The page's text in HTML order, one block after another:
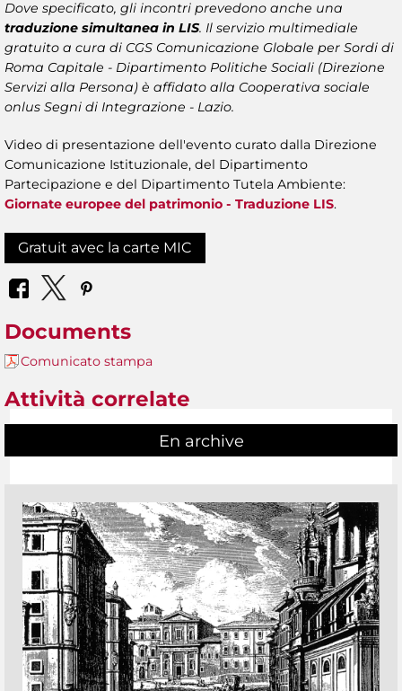
Dove specificato, gli incontri prevedono anche una
traduzione simultanea in LIS. Il servizio multimediale
gratuito a cura di CGS Comunicazione Globale per Sordi di
Roma Capitale - Dipartimento Politiche Sociali (Direzione
Servizi alla Persona) è affidato alla Cooperativa sociale
onlus Segni di Integrazione - Lazio.
Video di presentazione dell'evento curato dalla Direzione
Comunicazione Istituzionale, del Dipartimento
Partecipazione e del Dipartimento Tutela Ambiente:
Giornate europee del patrimonio - Traduzione LIS.
Gratuit avec la carte MIC
Documents
Comunicato stampa
Attività correlate
En archive